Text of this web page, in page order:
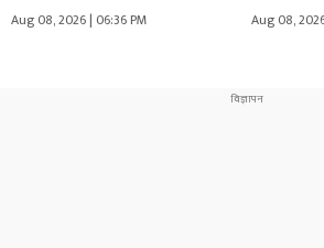
Aug 08, 2026 | 06:36 PM Aug 08,